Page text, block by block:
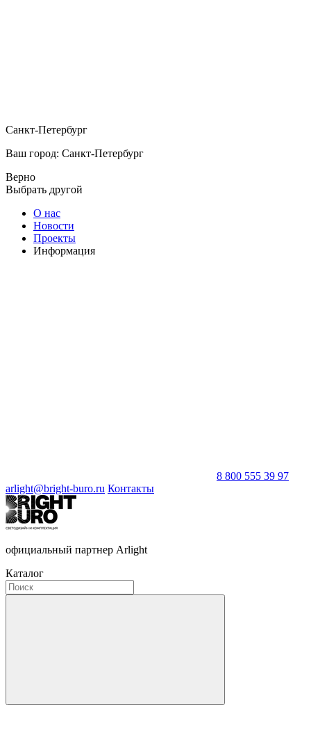
Санкт-Петербург
Ваш город: Санкт-Петербург
Верно
Выбрать другой
О нас
Новости
Проекты
Информация
8 800 555 39 97
arlight@bright-buro.ru Контакты
официальный партнер Arlight
Каталог